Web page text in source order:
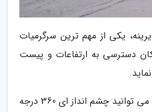
یکی از مهم ترین سرگرمیات
دسترسی به ارتفاعات و پیست
با سفر در تله سیژ چشمه می توانید چشم انداز ای 360 درجه